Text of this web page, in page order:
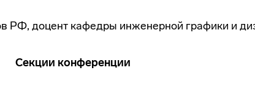
РФ, доцент кафедры инженерной графики и
Секции конференции